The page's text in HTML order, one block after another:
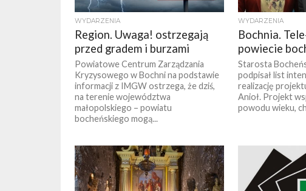
WYDARZENIA
Region. Uwaga! ostrzegają
przed gradem i burzami
Powiatowe Centrum Zarządzania
Kryzysowego w Bochni na podstawie
informacji z IMGW ostrzega, że dziś,
na terenie województwa
małopolskiego – powiatu
bocheńskiego mogą...
WYDARZENIA
Bochnia.
powiecie
Starosta
podpisał list
realizację
Anioł. Projekt
powodu wieku,